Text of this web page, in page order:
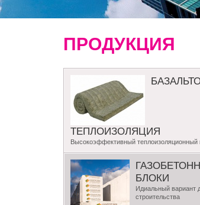
ПРОДУКЦИЯ
ТЕПЛОИЗОЛЯЦИЯ
Высокоэффективный теплоизоляционный
БЛОКИ
Идиальный вариант
строительства